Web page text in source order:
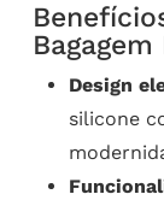
Design
silicone